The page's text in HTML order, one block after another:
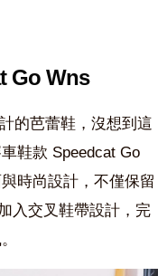
Go Wns
的芭蕾鞋，沒想到這
鞋款 Speedcat Go
時尚設計，不僅保留
入交叉鞋帶設計，完